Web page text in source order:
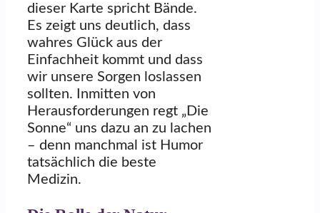
dieser Karte spricht Bände.
Es zeigt uns deutlich, dass
wahres Glück aus der
Einfachheit kommt und dass
wir unsere Sorgen loslassen
sollten. Inmitten von
Herausforderungen regt „Die
Sonne“ uns dazu an zu lachen
– denn manchmal ist Humor
tatsächlich die beste
Medizin.